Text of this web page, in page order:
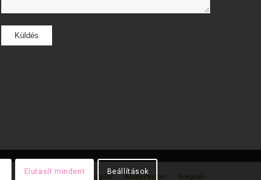
Karikagyűrű Aranyékszer Drágakő
Elutasít mindent Beállítások